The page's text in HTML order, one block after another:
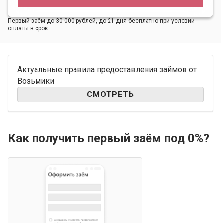
Первый заём до 30 000 рублей, до 21 дня бесплатно при условии
оплаты в срок
Актуальные правила предоставления займов от
Возьмики
СМОТРЕТЬ
Как получить первый заём под 0%?